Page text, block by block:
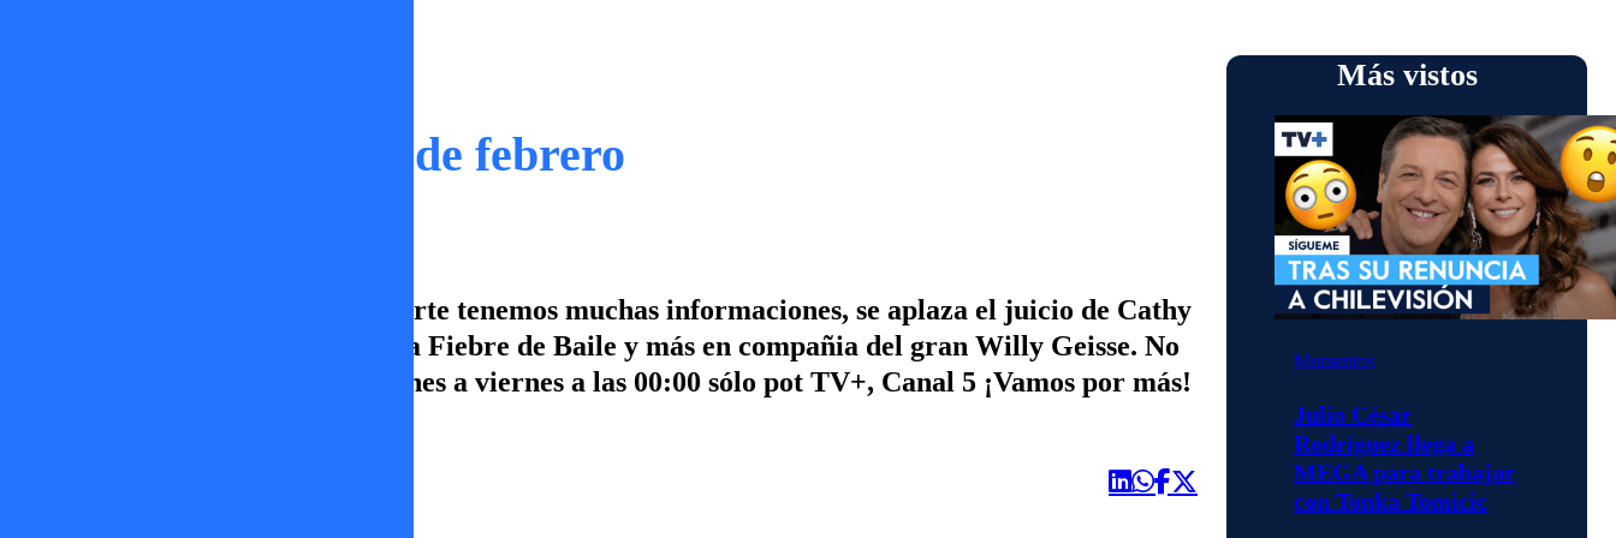
Noche de Suerte | 3 de febrero
En este capítulo de Noche de Suerte tenemos muchas informaciones, se aplaza el juicio de Cathy
Barriga, Cony Capelli renuncia a Fiebre de Baile y más en compañia del gran Willy Geisse. No
te pierdas Noche de Suerte de lunes a viernes a las 00:00 sólo pot TV+, Canal 5 ¡Vamos por más!
Más vistos
Momentos
Julio César
Rodríguez llega a
MEGA para trabajar
con Tonka Tomicic